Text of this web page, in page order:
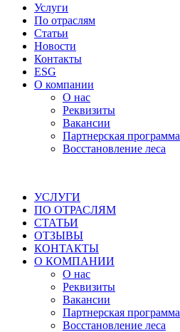
Услуги
По отраслям
Статьи
Новости
Контакты
ESG
О компании
О нас
Реквизиты
Вакансии
Партнерская программа
Восстановление леса
УСЛУГИ
ПО ОТРАСЛЯМ
СТАТЬИ
ОТЗЫВЫ
КОНТАКТЫ
О КОМПАНИИ
О нас
Реквизиты
Вакансии
Партнерская программа
Восстановление леса